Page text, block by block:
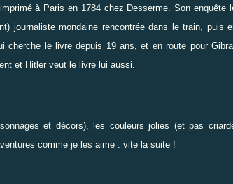
à Paris en 1784 chez Desserme. Son enquête
journaliste mondaine rencontrée dans le train,
cherche le livre depuis 19 ans, et en route pour
et Hitler veut le livre lui aussi.
et décors), les couleurs jolies (et pas
comme je les aime : vite la suite !